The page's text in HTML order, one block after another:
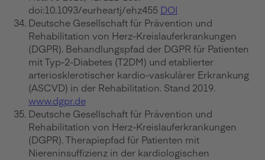
doi:10.1093/eurheartj/ehz455 DOI
Deutsche Gesellschaft für Prävention und
Rehabilitation von Herz-Kreislauferkrankungen
(DGPR). Behandlungspfad der DGPR für Patienten
mit Typ-2-Diabetes (T2DM) und etablierter
arteriosklerotischer kardio-vaskulärer Erkrankung
(ASCVD) in der Rehabilitation. Stand 2019.
www.dgpr.de
Deutsche Gesellschaft für Prävention und
Rehabilitation von Herz-Kreislauferkrankungen
(DGPR). Therapiepfad für Patienten mit
Niereninsuffizienz in der kardiologischen